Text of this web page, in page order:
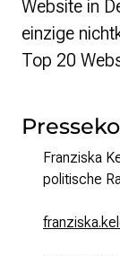
Website in
einzige
Top 20
Franziska
politische